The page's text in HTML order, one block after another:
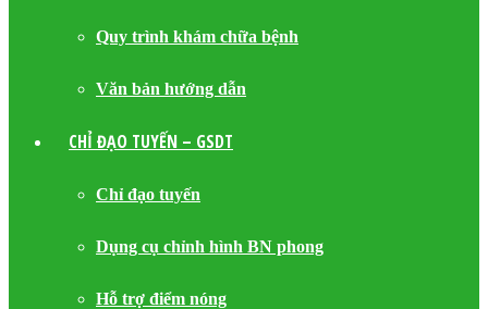
Quy trình khám chữa bệnh
Văn bản hướng dẫn
CHỈ ĐẠO TUYẾN – GSDT
Chỉ đạo tuyến
Dụng cụ chỉnh hình BN phong
Hỗ trợ điểm nóng